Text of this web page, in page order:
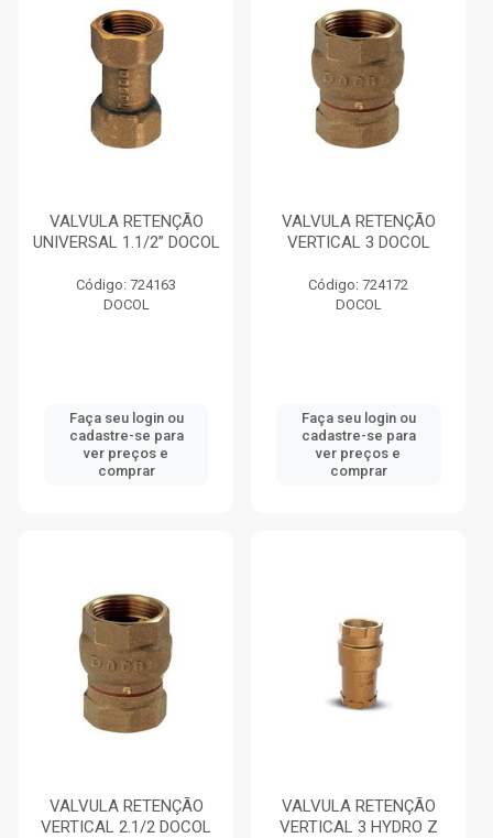
VALVULA RETENÇÃO
UNIVERSAL 1.1/2” DOCOL
Código: 724163
DOCOL
Faça seu login ou
cadastre-se para
ver preços e
comprar
VALVULA RETENÇÃO
VERTICAL 3 DOCOL
Código: 724172
DOCOL
Faça seu login ou
cadastre-se para
ver preços e
comprar
VALVULA RETENÇÃO
VERTICAL 2.1/2 DOCOL
VALVULA RETENÇÃO
VERTICAL 3 HYDRO Z